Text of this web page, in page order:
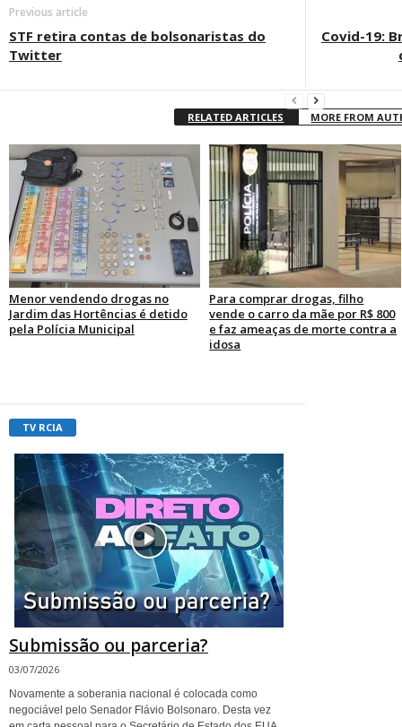
Previous article
STF retira contas de bolsonaristas do
Twitter
Covid-19:
RELATED ARTICLES MORE FROM
Menor vendendo drogas no
Jardim das Hortências é detido
pela Polícia Municipal
Para comprar drogas, filho
vende o carro da mãe por R$ 800
e faz ameaças de morte contra a
idosa
TV RCIA
Submissão ou parceria?
03/07/2026
Novamente a soberania nacional é colocada como
negociável pelo Senador Flávio Bolsonaro. Desta vez